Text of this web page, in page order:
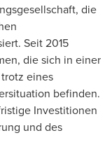
die
Seit 2015
die sich in einer
eines
befinden.
Investitionen
und des